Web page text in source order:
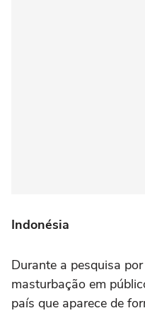
Indonésia
Durante a pesquisa
masturbação em
país que aparece de